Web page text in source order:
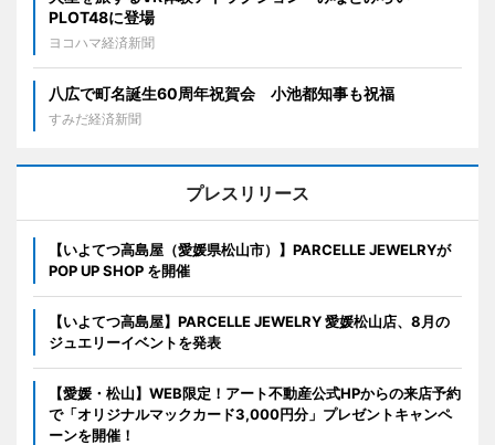
PLOT48に登場
ヨコハマ経済新聞
八広で町名誕生60周年祝賀会 小池都知事も祝福
すみだ経済新聞
プレスリリース
【いよてつ高島屋（愛媛県松山市）】PARCELLE JEWELRYが
POP UP SHOP を開催
【いよてつ高島屋】PARCELLE JEWELRY 愛媛松山店、8月の
ジュエリーイベントを発表
【愛媛・松山】WEB限定！アート不動産公式HPからの来店予約
で「オリジナルマックカード3,000円分」プレゼントキャンペ
ーンを開催！